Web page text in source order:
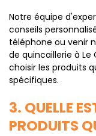
Notre équipe
conseils
téléphone ou venir
de quincaillerie à Le
choisir les produits
spécifiques.
3. QUELLE
PRODUITS